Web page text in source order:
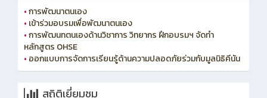
•การพัฒนาตนเอง
• เข้าร่วมอบรมเพื่อพัฒนาตนเอง
•การพัฒนทตนเองด้านวิชาการ วิทยากร ฝึกอบรมฯ จัดทำ
หลักสูตร OHSE
• ออกแบบการจัดการเรียนรู้ด้านความปลอดภัยร่วมกับมูลนิธิคีนัน
สถิติเยี่ยมชม